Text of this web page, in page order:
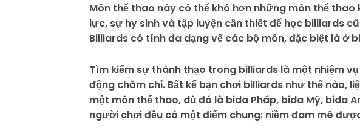
Môn thể thao này có thể khó hơn những môn thể
lực, sự hy sinh và tập luyện cần thiết để học billiards
Billiards có tính đa dạng về các bộ môn, đặc biệt là ở
Tìm kiếm sự thành thạo trong billiards là một nhiệm
động chăm chỉ. Bất kể bạn chơi billiards như thế nào,
một môn thể thao, dù đó là bida Pháp, bida Mỹ, bida
người chơi đều có một điểm chung: niềm đam mê